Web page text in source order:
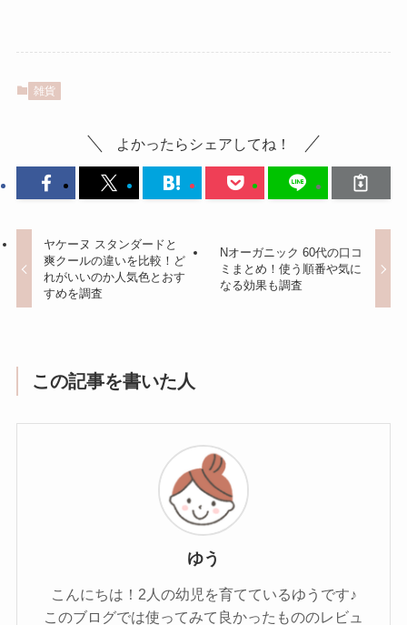
雑貨
よかったらシェアしてね！
ヤケーヌ スタンダードと
爽クールの違いを比較！ど
れがいいのか人気色とおす
すめを調査
Nオーガニック 60代の口コ
ミまとめ！使う順番や気に
なる効果も調査
この記事を書いた人
ゆう
こんにちは！2人の幼児を育てているゆうです♪
このブログでは使ってみて良かったもののレビュ